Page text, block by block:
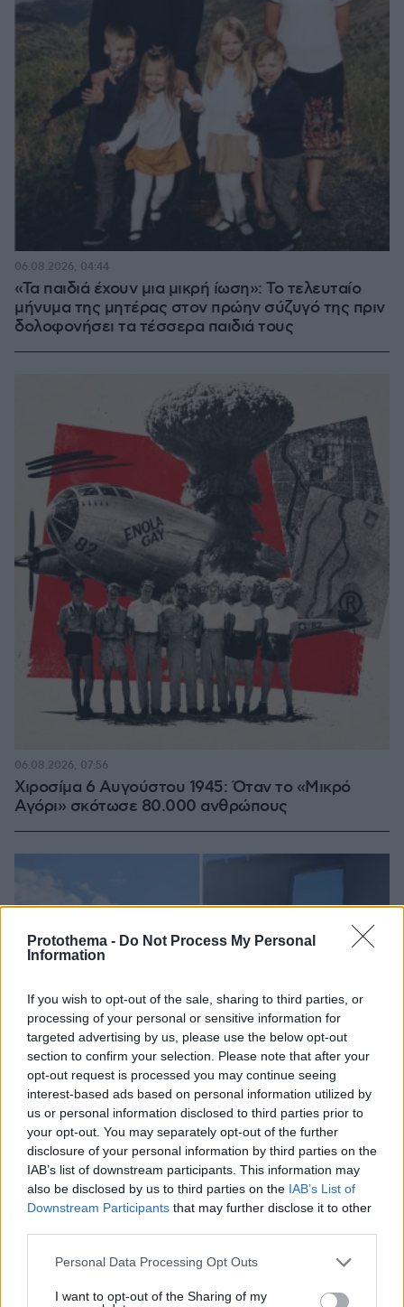
Protothema - Do Not Process My Personal
Information
If you wish to opt-out of the sale, sharing to third parties, or
processing of your personal or sensitive information for
targeted advertising by us, please use the below opt-out
section to confirm your selection. Please note that after your
opt-out request is processed you may continue seeing
interest-based ads based on personal information utilized by
us or personal information disclosed to third parties prior to
your opt-out. You may separately opt-out of the further
disclosure of your personal information by third parties on the
IAB’s list of downstream participants. This information may
also be disclosed by us to third parties on the IAB’s List of
Downstream Participants that may further disclose it to other
Please note that this website/app uses one or more Google
not limited to your visit or usage behaviour. You may click to
Personal Data Processing Opt Outs
I want to opt-out of the Sharing of my
«Τα παιδιά έχουν μια μικρή ίωση»: Το τελευταίο
μήνυμα της μητέρας στον πρώην σύζυγό της πριν
δολοφονήσει τα τέσσερα παιδιά τους
06.08.2026, 04:44
Χιροσίμα 6 Αυγούστου 1945: Όταν το «Μικρό
Αγόρι» σκότωσε 80.000 ανθρώπους
06.08.2026, 07:56
Ζευγάρι Βρετανών με 3 παιδιά πούλησαν τα πάντα